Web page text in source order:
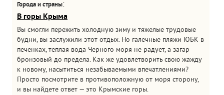
Города и страны:
В горы Крыма
Вы смогли пережить холодную зиму и тяжелые трудовые
будни, вы заслужили этот отдых. Но галечные пляжи ЮБК в
печенках, теплая вода Черного моря не радует, а загар
бронзовый до предела. Как же удовлетворить свою жажду
к новому, насытиться незабываемыми впечатлениями?
Просто посмотрите в противоположную от моря сторону,
и вы найдете ответ — это Крымские горы.